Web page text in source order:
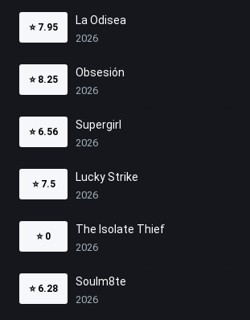
⭐ 7.95
La Odisea
2026
⭐ 8.25
Obsesión
2026
⭐ 6.56
Supergirl
2026
⭐ 7.5
Lucky Strike
2026
⭐ 0
The Isolate Thief
2026
⭐ 6.28
Soulm8te
2026